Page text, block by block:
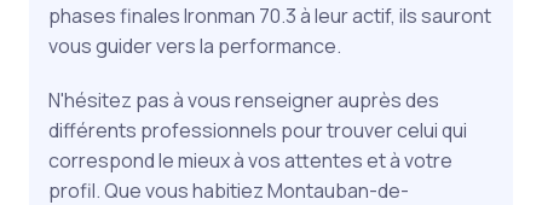
phases finales Ironman 70.3 à leur actif, ils sauront
vous guider vers la performance.
N'hésitez pas à vous renseigner auprès des
différents professionnels pour trouver celui qui
correspond le mieux à vos attentes et à votre
profil. Que vous habitiez Montauban-de-